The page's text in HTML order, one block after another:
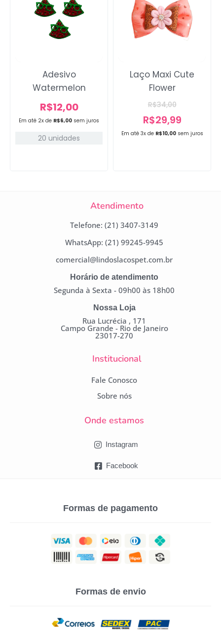
Em até 2x de R$6,00 sem juros
Adesivo
Watermelon
R$12,00
20 unidades Em até 3x de R$10,00 sem juros
Laço Maxi Cute
Flower
R$34,00
R$29,99
Atendimento
Telefone: (21) 3407-3149
WhatsApp: (21) 99245-9945
comercial@lindoslacospet.com.br
Horário de atendimento
Segunda à Sexta - 09h00 às 18h00
Nossa Loja
Rua Lucrécia , 171
Campo Grande - Rio de Janeiro
23017-270
Institucional
Fale Conosco
Sobre nós
Onde estamos
Instagram
Facebook
Formas de pagamento
Formas de envio